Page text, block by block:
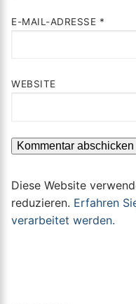
E-MAIL-ADRESSE *
WEBSITE
Diese Website
reduzieren. Erfahren
verarbeitet werden.